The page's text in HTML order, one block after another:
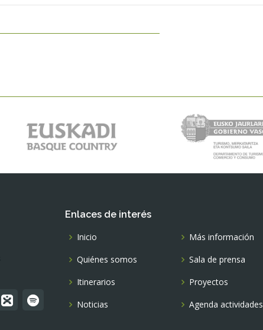
Enlaces de interés
Inicio
Quiénes somos
Itinerarios
Noticias
Más información
Sala de prensa
Proyectos
Agenda actividades